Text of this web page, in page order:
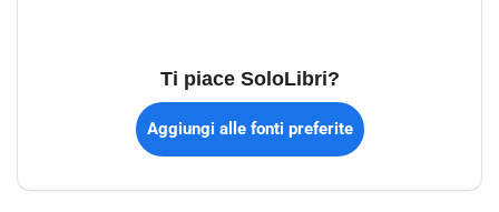
Ti piace SoloLibri?
Aggiungi alle fonti preferite